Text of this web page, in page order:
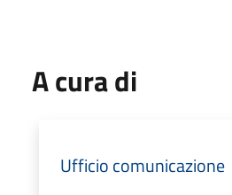
A cura di
Ufficio comunicazione